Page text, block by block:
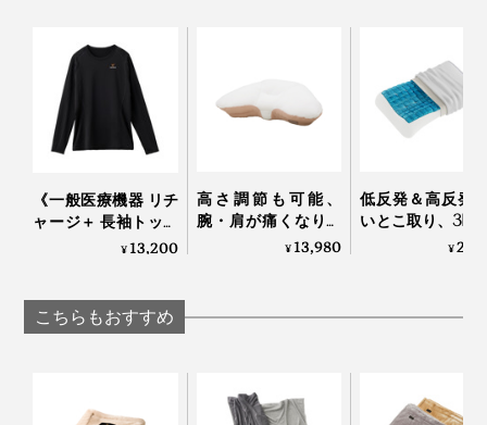
『プリマロフト』シリーズの側生地は、柔らかさバツグ
ンの「モダール」入り高密度生地。
肌に触れると気持ちいいので、布団カバーなしで、その
まま掛けるのもおすすめです。
人工羽毛の布団は、初めてでしたが、“洗えるダウン”級
のよさ、すっかり気に入ってしまいました。
《一般医療機器 リチ
ャージ＋ 長袖トップ
ス》寝ている間に血
リーウエア」｜
VENEX
¥13,200
高さ調節も可能、
腕・肩が痛くなりに
くい「横向き寝 専用
¥13,980
低反発＆高反発
いとこ取り、3D
ルキューブの「
¥
こちらもおすすめ